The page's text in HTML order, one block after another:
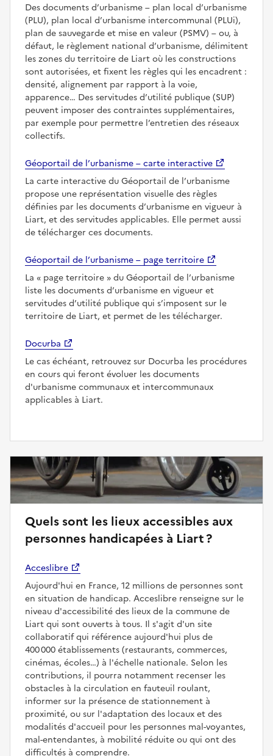
Des documents d’urbanisme – plan local d’urbanisme
(PLU), plan local d’urbanisme intercommunal (PLUi),
plan de sauvegarde et mise en valeur (PSMV) – ou, à
défaut, le règlement national d’urbanisme, délimitent
les zones du territoire de Liart où les constructions
sont autorisées, et fixent les règles qui les encadrent :
densité, alignement par rapport à la voie,
apparence… Des servitudes d’utilité publique (SUP)
peuvent imposer des contraintes supplémentaires,
par exemple pour permettre l’entretien des réseaux
collectifs.
Géoportail de l’urbanisme – carte interactive
La carte interactive du Géoportail de l’urbanisme
propose une représentation visuelle des règles
définies par les documents d’urbanisme en vigueur à
Liart, et des servitudes applicables. Elle permet aussi
de télécharger ces documents.
Géoportail de l’urbanisme – page territoire
La
page territoire
du Géoportail de l’urbanisme
liste les documents d’urbanisme en vigueur et
servitudes d’utilité publique qui s’imposent sur le
territoire de Liart, et permet de les télécharger.
Docurba
Le cas échéant, retrouvez sur Docurba les procédures
en cours qui feront évoluer les documents
d'urbanisme communaux et intercommunaux
applicables à Liart.
Quels sont les lieux accessibles aux
personnes handicapées à Liart ?
Acceslibre
Aujourd'hui en France, 12 millions de personnes sont
en situation de handicap. Acceslibre renseigne sur le
niveau d'accessibilité des lieux de la commune de
Liart qui sont ouverts à tous. Il s'agit d'un site
collaboratif qui référence aujourd'hui plus de
400 000 établissements (restaurants, commerces,
cinémas, écoles…) à l'échelle nationale. Selon les
contributions, il pourra notamment recenser les
obstacles à la circulation en fauteuil roulant,
informer sur la présence de stationnement à
proximité, ou sur l'adaptation des locaux et des
modalités d'accueil pour les personnes mal-voyantes,
mal-entendantes, à mobilité réduite ou qui ont des
difficultés à comprendre.